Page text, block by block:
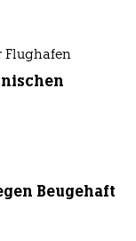
Flughafen
Beugehaft